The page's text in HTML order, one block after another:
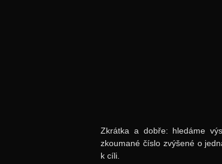
Zkrátka a dobře: hledáme
zkoumané číslo zvýšené o
k cíli.